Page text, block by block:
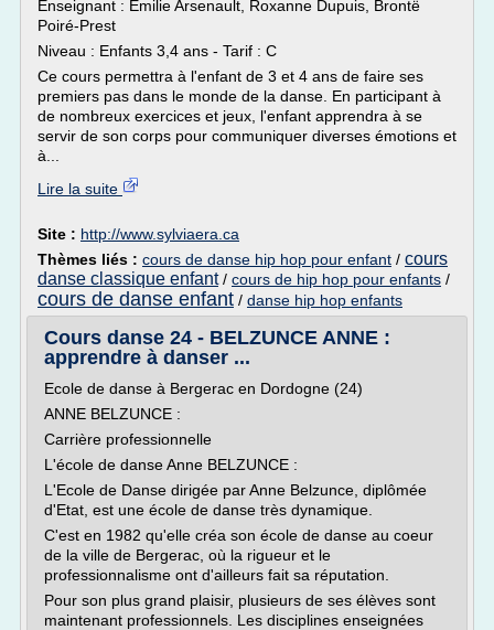
Enseignant : Émilie Arsenault, Roxanne Dupuis, Brontë
Poiré-Prest
Niveau : Enfants 3,4 ans - Tarif : C
Ce cours permettra à l'enfant de 3 et 4 ans de faire ses
premiers pas dans le monde de la danse. En participant à
de nombreux exercices et jeux, l'enfant apprendra à se
servir de son corps pour communiquer diverses émotions et
à...
Lire la suite
Site : http://www.sylviaera.ca
Thèmes liés : cours de danse hip hop pour enfant / cours
danse classique enfant/ cours de hip hop pour enfants /
cours de danse enfant / danse hip hop enfants
Cours danse 24 - BELZUNCE ANNE :
apprendre à danser ...
Ecole de danse à Bergerac en Dordogne (24)
ANNE BELZUNCE :
Carrière professionnelle
L'école de danse Anne BELZUNCE :
L'Ecole de Danse dirigée par Anne Belzunce, diplômée
d'Etat, est une école de danse très dynamique.
C'est en 1982 qu'elle créa son école de danse au coeur
de la ville de Bergerac, où la rigueur et le
professionnalisme ont d'ailleurs fait sa réputation.
Pour son plus grand plaisir, plusieurs de ses élèves sont
maintenant professionnels. Les disciplines enseignées